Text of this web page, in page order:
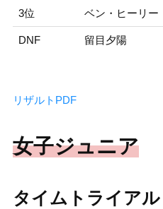
3位 ベン・ヒーリー
DNF 留目夕陽
リザルトPDF
女子ジュニア
タイムトライア